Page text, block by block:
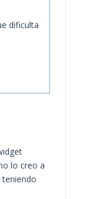
dificulta
lo creo a